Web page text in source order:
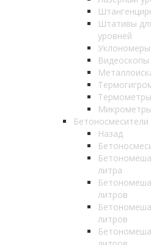
Штативы
уровней
Уклономеры
Видеоскопы
Микрометры
Бетоносмесители
Назад
литра
литров
литров